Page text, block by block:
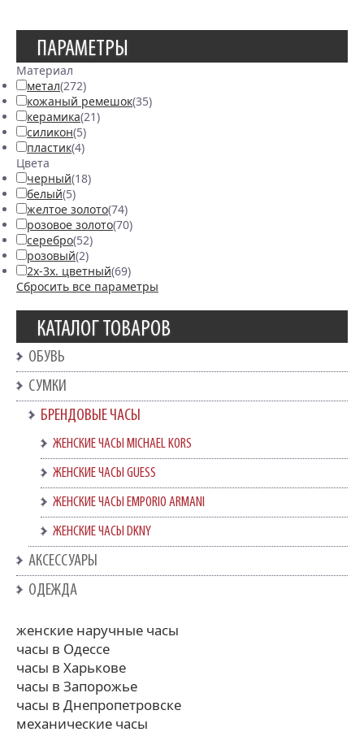
ПАРАМЕТРЫ
Материал
метал(272)
кожаный ремешок(35)
керамика(21)
силикон(5)
пластик(4)
Цвета
черный(18)
белый(5)
желтое золото(74)
розовое золото(70)
серебро(52)
розовый(2)
2х-3х. цветный(69)
Сбросить все параметры
КАТАЛОГ ТОВАРОВ
ОБУВЬ
СУМКИ
БРЕНДОВЫЕ ЧАСЫ
ЖЕНСКИЕ ЧАСЫ MICHAEL KORS
ЖЕНСКИЕ ЧАСЫ GUESS
ЖЕНСКИЕ ЧАСЫ EMPORIO ARMANI
ЖЕНСКИЕ ЧАСЫ DKNY
АКСЕССУАРЫ
ОДЕЖДА
женские наручные часы
часы в Одессе
часы в Харькове
часы в Запорожье
часы в Днепропетровске
механические часы